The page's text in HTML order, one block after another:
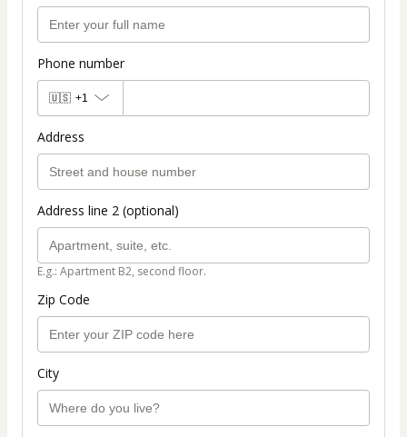
Phone number
🇺🇸 +1
Address
Address line 2 (optional)
E.g.: Apartment B2, second floor.
Zip Code
City